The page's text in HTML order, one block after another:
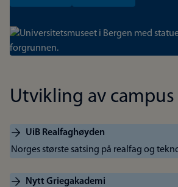
Bilde
Utvikling av campus
UiB Realfaghøyden
Norges største satsing på realfag og
Nytt Griegakademi